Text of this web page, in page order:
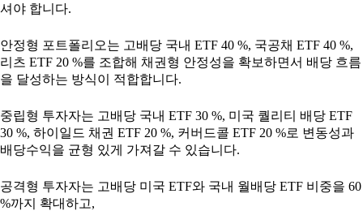
셔야 합니다.
안정형 포트폴리오는 고배당 국내 ETF 40 %, 국공채 ETF 40 %,
리츠 ETF 20 %를 조합해 채권형 안정성을 확보하면서 배당 흐름
을 달성하는 방식이 적합합니다.
중립형 투자자는 고배당 국내 ETF 30 %, 미국 퀄리티 배당 ETF
30 %, 하이일드 채권 ETF 20 %, 커버드콜 ETF 20 %로 변동성과
배당수익을 균형 있게 가져갈 수 있습니다.
공격형 투자자는 고배당 미국 ETF와 국내 월배당 ETF 비중을 60
%까지 확대하고,